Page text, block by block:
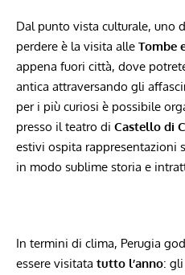
Dal punto vista culturale, uno
perdere è la visita ⁣alle Tombe
appena fuori città, dove
antica attraversando ⁣gli
per i più curiosi è possibile
presso il teatro di Castello di⁣
estivi ospita rappresentazioni
in modo sublime⁤ storia e‍
In termini di clima, ​Perugia
essere⁢ visitata tutto l’anno: